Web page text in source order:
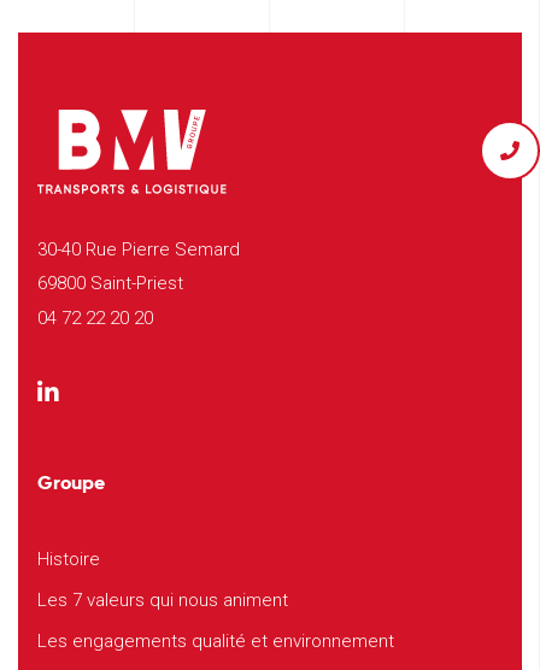
30-40 Rue Pierre Semard
69800 Saint-Priest
04 72 22 20 20
Groupe
Histoire
Les 7 valeurs qui nous animent
Les engagements qualité et environnement